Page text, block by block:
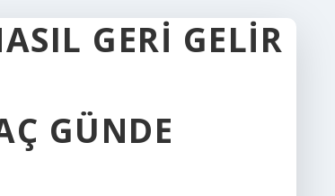
GERI GELIR
GÜNDE